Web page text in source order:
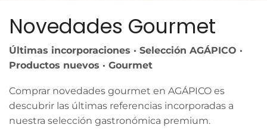
Novedades Gourmet
Últimas incorporaciones · Selección AGÁPICO ·
Productos nuevos · Gourmet
Comprar novedades gourmet en AGÁPICO es
descubrir las últimas referencias incorporadas a
nuestra selección gastronómica premium.